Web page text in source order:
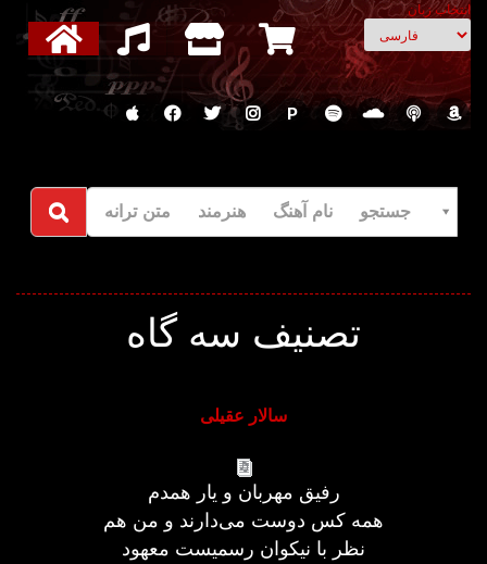
انتخاب زبان
P
جستجو نام آهنگ هنرمند متن ترانه
تصنیف سه گاه
سالار عقیلی
رفیق مهربان و یار همدم
همه کس دوست می‌دارند و من هم
نظر با نیکوان رسمیست معهود